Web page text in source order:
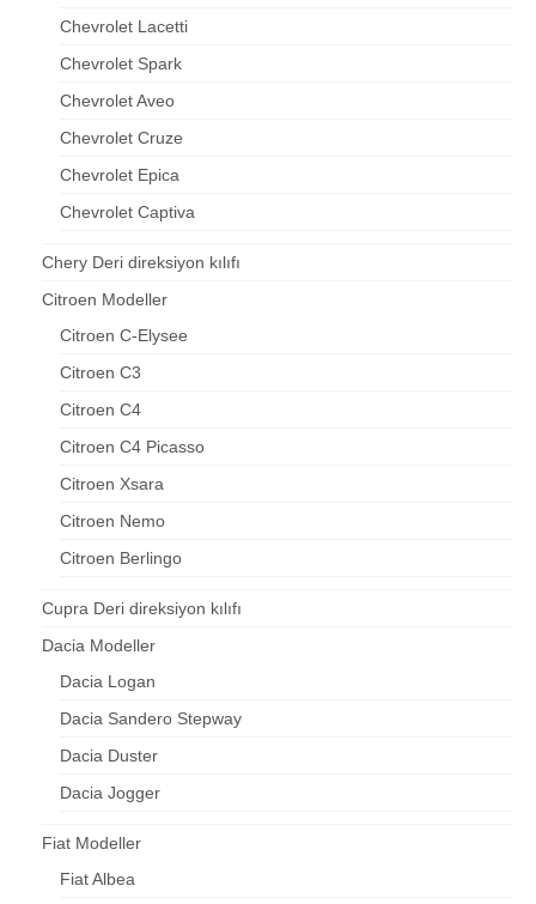
Chevrolet Lacetti
Chevrolet Spark
Chevrolet Aveo
Chevrolet Cruze
Chevrolet Epica
Chevrolet Captiva
Chery Deri direksiyon kılıfı
Citroen Modeller
Citroen C-Elysee
Citroen C3
Citroen C4
Citroen C4 Picasso
Citroen Xsara
Citroen Nemo
Citroen Berlingo
Cupra Deri direksiyon kılıfı
Dacia Modeller
Dacia Logan
Dacia Sandero Stepway
Dacia Duster
Dacia Jogger
Fiat Modeller
Fiat Albea